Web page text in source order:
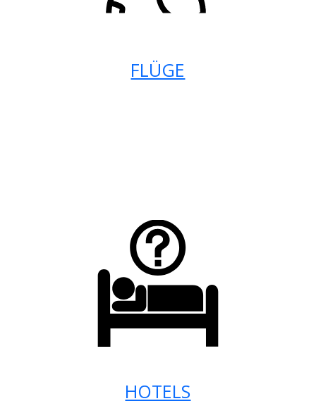
FLÜGE
HOTELS